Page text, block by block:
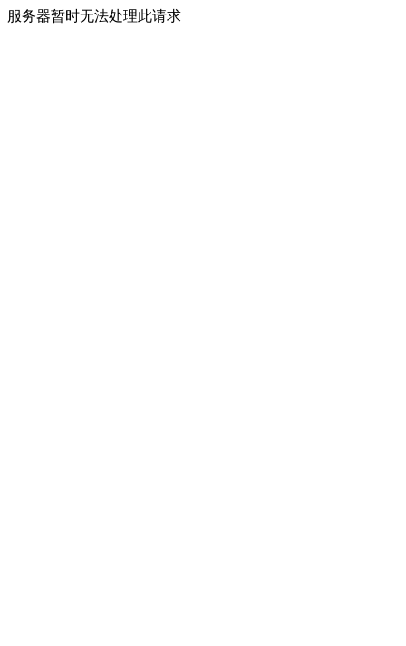
服务器暂时无法处理此请求